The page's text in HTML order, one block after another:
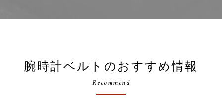
腕時計ベルトのおすすめ情報
Recommend